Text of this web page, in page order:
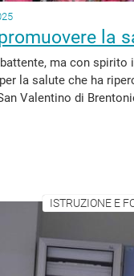
la
ma con spirito
la salute che ha
Valentino di
ISTRUZIONE E